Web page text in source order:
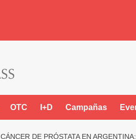
OTC I+D Campañas
CÁNCER DE PRÓSTATA EN